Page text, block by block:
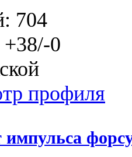
704
+38/-0